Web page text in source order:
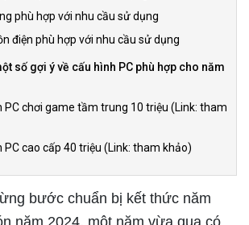
phù hợp với nhu cầu sử dụng
điện phù hợp với nhu cầu sử dụng
số gợi ý về cấu hình PC phù hợp cho năm
chơi game tầm trung 10 triệu (Link: tham
cao cấp 40 triệu (Link: tham khảo)
bước chuẩn bị kết thức năm
năm 2024, một năm vừa qua có